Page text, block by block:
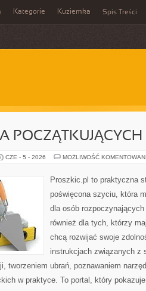
Kategorie Kuziemka Spis Treści
CZE - 5 - 2026 MOŻLIWOŚĆ
Proszkic.pl to praktyczna
poświęcona szyciu, która
dla osób
również dla tych, którzy
chcą rozwijać swoje
instrukcjach związanych z
tworzeniem ubrań, poznawaniem
w praktyce. To portal, który